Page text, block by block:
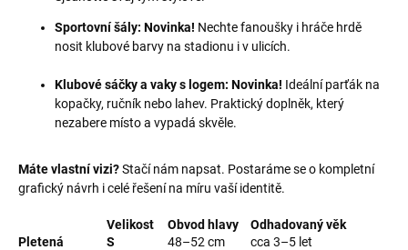
Sportovní šály: Novinka! Nechte fanoušky i hráče hrdě
nosit klubové barvy na stadionu i v ulicích.
Klubové sáčky a vaky s logem: Novinka! Ideální parťák na
kopačky, ručník nebo lahev. Praktický doplněk, který
nezabere místo a vypadá skvěle.
Máte vlastní vizi?Stačí nám napsat. Postaráme se o kompletní
grafický návrh i celé řešení na míru vaší identitě.
Velikost Obvod hlavy
Odhadovaný věk
Pletená
S 48–52 cm
cca 3–5 let